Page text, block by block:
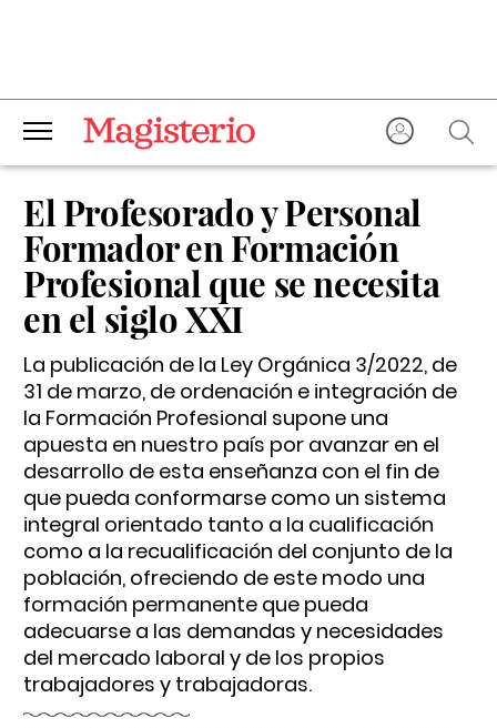
El Profesorado y Personal
Formador en Formación
Profesional que se necesita
en el siglo XXI
La publicación de la Ley Orgánica 3/2022, de
31 de marzo, de ordenación e integración de
la Formación Profesional supone una
apuesta en nuestro país por avanzar en el
desarrollo de esta enseñanza con el fin de
que pueda conformarse como un sistema
integral orientado tanto a la cualificación
como a la recualificación del conjunto de la
población, ofreciendo de este modo una
formación permanente que pueda
adecuarse a las demandas y necesidades
del mercado laboral y de los propios
trabajadores y trabajadoras.